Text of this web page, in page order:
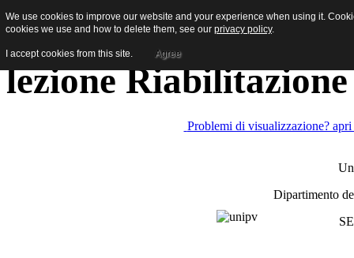
[Newsletter studenti]
lezione
Problemi di visualizzazione?
Dipartimento
We use cookies to improve our website and your experience when using it.
cookies we use and how to delete them, see our privacy policy.
I accept cookies from this site. Agree